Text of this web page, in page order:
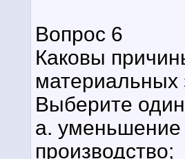
Вопрос 6
Каковы
Выберите
a. уменьшение
производство;